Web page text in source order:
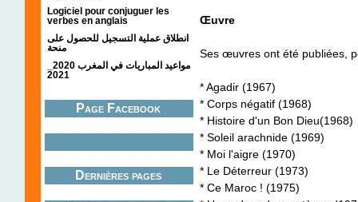
Logiciel pour conjuguer les
verbes en anglais
انطلاق عملية التسجيل للحصول على
منحة
2021
Page Facebook
Dernières pages
Œuvre
Ses œuvres ont été publiées,
* Agadir (1967)
* Corps négatif (1968)
* Histoire d'un Bon Dieu(1968)
* Soleil arachnide (1969)
* Moi l'aigre (1970)
* Le Déterreur (1973)
* Ce Maroc ! (1975)